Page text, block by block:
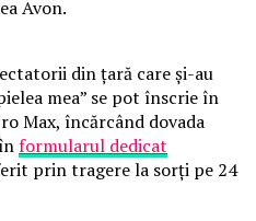
Avon.
din țară care și-au
mea” se pot înscrie în
Max, încărcând dovada
formularul dedicat
prin tragere la sorți pe 24